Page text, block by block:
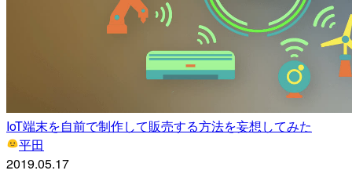
IoT端末を自前で制作して販売する方法を妄想してみた
平田
2019.05.17